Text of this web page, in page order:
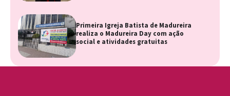
Primeira Igreja Batista de Madureira
realiza o Madureira Day com ação
social e atividades gratuitas